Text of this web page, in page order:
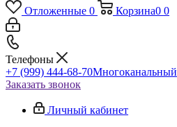
Отложенные 0 Корзина0 0
Телефоны
+7 (999) 444-68-70Многоканальный
Заказать звонок
Личный кабинет